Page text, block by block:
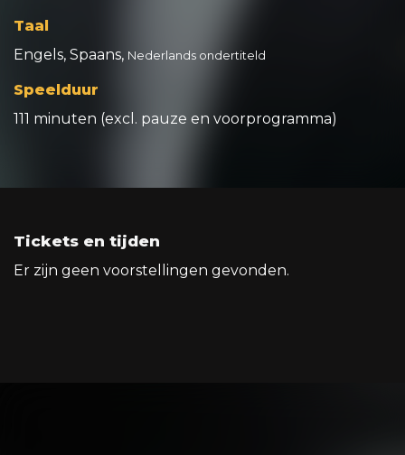
Taal
Engels, Spaans, Nederlands ondertiteld
Speelduur
111 minuten (excl. pauze en voorprogramma)
Tickets en tijden
Er zijn geen voorstellingen gevonden.